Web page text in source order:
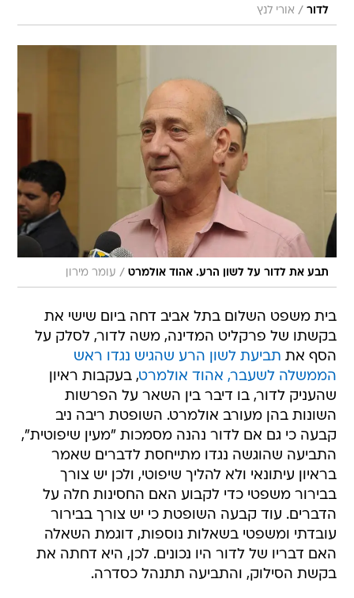
לדור / אורי לנץ
תבע את לדור על לשון הרע. אהוד אולמרט / עומר מירון
בית משפט השלום בתל אביב דחה ביום שישי את
בקשתו של פרקליט המדינה, משה לדור, לסלק על
הסף את תביעת לשון הרע שהגיש נגדו ראש
הממשלה לשעבר, אהוד אולמרט, בעקבות ראיון
שהעניק לדור, בו דיבר בין השאר על הפרשות
השונות בהן מעורב אולמרט. השופטת ריבה ניב
קבעה כי גם אם לדור נהנה מסמכות "מעין שיפוטית",
התביעה שהוגשה נגדו מתייחסת לדברים שאמר
בראיון עיתונאי ולא להליך שיפוטי, ולכן יש צורך
בבירור משפטי כדי לקבוע האם החסינות חלה על
הדברים. עוד קבעה השופטת כי יש צורך בבירור
עובדתי ומשפטי בשאלות נוספות, דוגמת השאלה
האם דבריו של לדור היו נכונים. לכן, היא דחתה את
בקשת הסילוק, והתביעה תתנהל כסדרה.